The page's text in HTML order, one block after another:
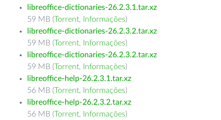
libreoffice-dictionaries-26.2.3.1.tar.xz
59 MB (Torrent, Informações)
libreoffice-dictionaries-26.2.3.2.tar.xz
59 MB (Torrent, Informações)
libreoffice-dictionaries-26.2.3.2.tar.xz
59 MB (Torrent, Informações)
libreoffice-help-26.2.3.1.tar.xz
56 MB (Torrent, Informações)
libreoffice-help-26.2.3.2.tar.xz
56 MB (Torrent, Informações)